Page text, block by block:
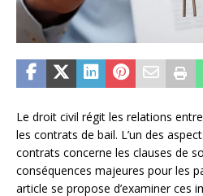
Le droit civil régit les relations
les contrats de bail. L’un des
contrats concerne les clauses de
conséquences majeures pour les
article se propose d’examiner ces